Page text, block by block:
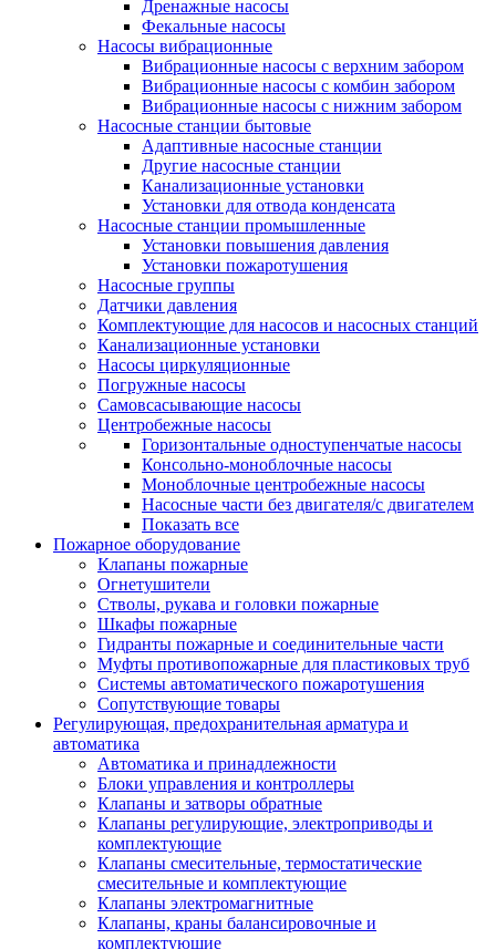
Дренажные насосы
Фекальные насосы
Насосы вибрационные
Вибрационные насосы с верхним забором
Вибрационные насосы с комбин забором
Вибрационные насосы с нижним забором
Насосные станции бытовые
Адаптивные насосные станции
Другие насосные станции
Канализационные установки
Установки для отвода конденсата
Насосные станции промышленные
Установки повышения давления
Установки пожаротушения
Насосные группы
Датчики давления
Комплектующие для насосов и насосных станций
Канализационные установки
Насосы циркуляционные
Погружные насосы
Самовсасывающие насосы
Центробежные насосы
Горизонтальные одноступенчатые насосы
Консольно-моноблочные насосы
Моноблочные центробежные насосы
Насосные части без двигателя/с двигателем
Показать все
Пожарное оборудование
Клапаны пожарные
Огнетушители
Стволы, рукава и головки пожарные
Шкафы пожарные
Гидранты пожарные и соединительные части
Муфты противопожарные для пластиковых труб
Системы автоматического пожаротушения
Сопутствующие товары
Регулирующая, предохранительная арматура и
автоматика
Автоматика и принадлежности
Блоки управления и контроллеры
Клапаны и затворы обратные
Клапаны регулирующие, электроприводы и
комплектующие
Клапаны смесительные, термостатические
смесительные и комплектующие
Клапаны электромагнитные
Клапаны, краны балансировочные и
комплектующие